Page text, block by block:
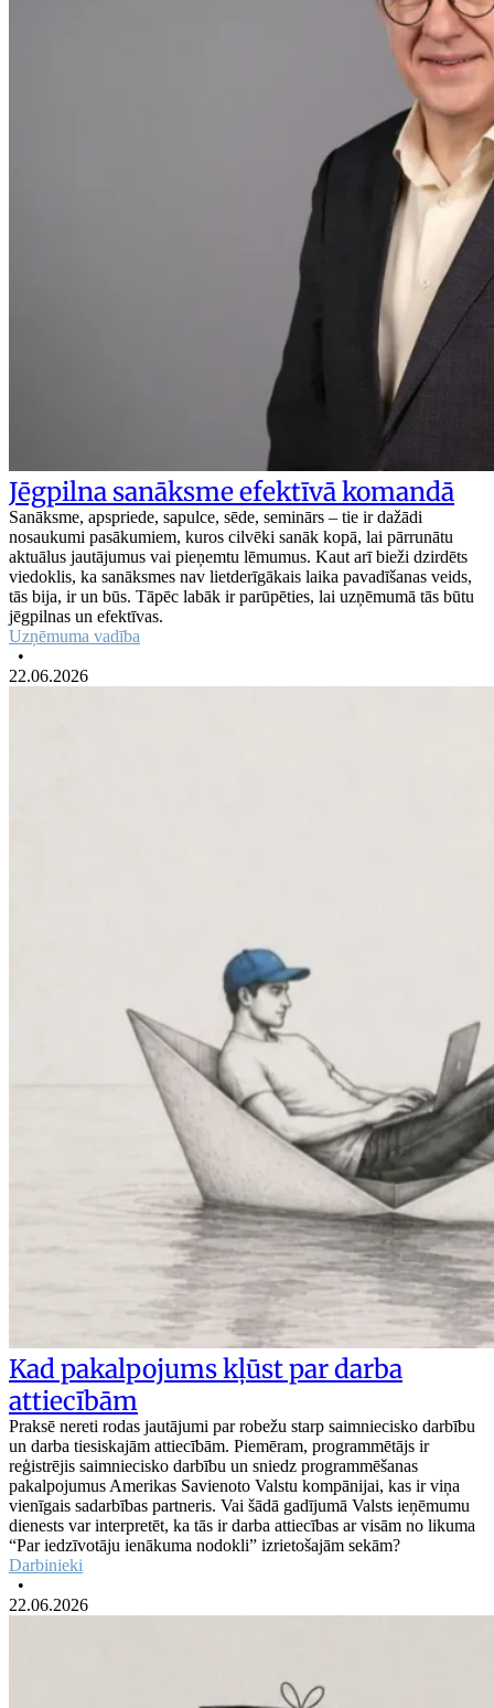
Jēgpilna sanāksme efektīvā komandā
Sanāksme, apspriede, sapulce, sēde, seminārs – tie ir dažādi
nosaukumi pasākumiem, kuros cilvēki sanāk kopā, lai pārrunātu
aktuālus jautājumus vai pieņemtu lēmumus. Kaut arī bieži dzirdēts
viedoklis, ka sanāksmes nav lietderīgākais laika pavadīšanas veids,
tās bija, ir un būs. Tāpēc labāk ir parūpēties, lai uzņēmumā tās būtu
jēgpilnas un efektīvas.
Uzņēmuma vadība
•
22.06.2026
Kad pakalpojums kļūst par darba
attiecībām
Praksē nereti rodas jautājumi par robežu starp saimniecisko darbību
un darba tiesiskajām attiecībām. Piemēram, programmētājs ir
reģistrējis saimniecisko darbību un sniedz programmēšanas
pakalpojumus Amerikas Savienoto Valstu kompānijai, kas ir viņa
vienīgais sadarbības partneris. Vai šādā gadījumā Valsts ieņēmumu
dienests var interpretēt, ka tās ir darba attiecības ar visām no likuma
“Par iedzīvotāju ienākuma nodokli” izrietošajām sekām?
Darbinieki
•
22.06.2026